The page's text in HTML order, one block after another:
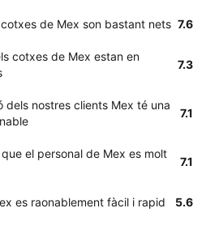
de Mex son bastant nets 7.6
cotxes de Mex estan en
7.3
dels nostres clients Mex té una
7.1
el personal de Mex es molt
7.1
es raonablement fàcil i rapid 5.6